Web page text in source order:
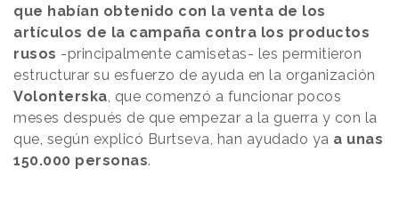
que habían obtenido con la venta de los
artículos de la campaña contra los productos
rusos -principalmente camisetas- les permitieron
estructurar su esfuerzo de ayuda en la organización
Volonterska, que comenzó a funcionar pocos
meses después de que empezar a la guerra y con la
que, según explicó Burtseva, han ayudado ya a unas
150.000 personas.